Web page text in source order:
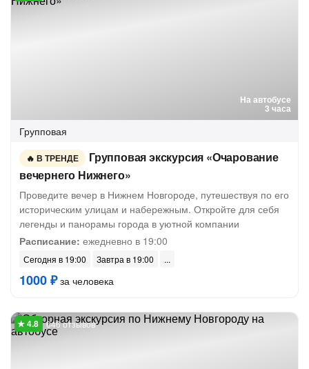
На автобусе
3 часа
Групповая
В ТРЕНДЕ
Групповая экскурсия «Очарование
вечернего Нижнего»
Проведите вечер в Нижнем Новгороде, путешествуя по его
историческим улицам и набережным. Откройте для себя
легенды и панорамы города в уютной компании
Расписание: ежедневно в 19:00
Сегодня в 19:00 Завтра в 19:00
1000 ₽за человека
646 отзывов